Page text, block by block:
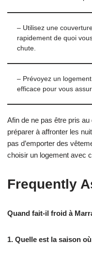
– Utilisez une
rapidement de quoi
chute.
– Prévoyez un
efficace pour vous
Afin de ne pas être pris
préparer à affronter les
pas d’emporter des
choisir un logement avec
Frequently
Quand fait-il froid à
1. Quelle est la saison